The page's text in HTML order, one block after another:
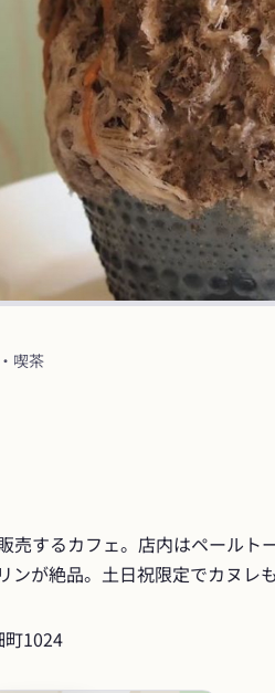
喫茶
売するカフェ。店内はペールト
ンが絶品。土日祝限定でカヌレ
町1024